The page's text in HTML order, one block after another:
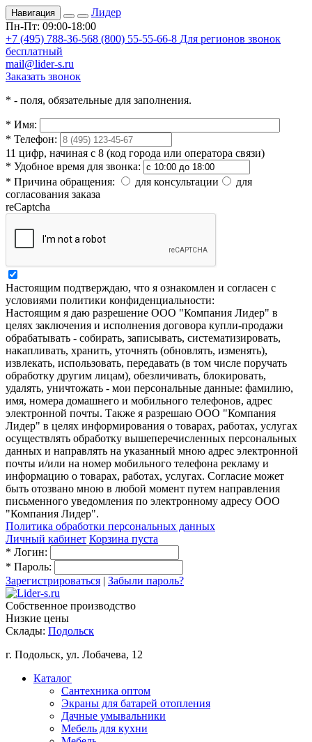
Навигация
Лидер
Пн-Пт: 09:00-18:00
+7 (495) 788-36-568 (800) 55-55-66-8 Для регионов звонок
бесплатный
mail@lider-s.ru
Заказать звонок
* - поля, обязательные для заполнения.
* Имя:
* Телефон:
11 цифр, начиная с 8 (код города или оператора связи)
* Удобное время для звонка:
* Причина обращения: для консультации
для
согласования заказа
reCaptcha
Настоящим подтверждаю, что я ознакомлен и согласен с
условиями политики конфиденциальности:
Настоящим я даю разрешение ООО "Компания Лидер" в
целях заключения и исполнения договора купли-продажи
обрабатывать - собирать, записывать, систематизировать,
накапливать, хранить, уточнять (обновлять, изменять),
извлекать, использовать, передавать (в том числе поручать
обработку другим лицам), обезличивать, блокировать,
удалять, уничтожать - мои персональные данные: фамилию,
имя, номера домашнего и мобильного телефонов, адрес
электронной почты. Также я разрешаю ООО "Компания
Лидер" в целях информирования о товарах, работах, услугах
осуществлять обработку вышеперечисленных персональных
данных и направлять на указанный мною адрес электронной
почты и/или на номер мобильного телефона рекламу и
информацию о товарах, работах, услугах. Согласие может
быть отозвано мною в любой момент путем направления
письменного уведомления по электронному адресу ООО
"Компания Лидер".
Политика обработки персональных данных
Личный кабинет Корзина пуста
* Логин:
* Пароль:
Зарегистрироваться | Забыли пароль?
Собственное производство
Низкие цены
Склады: Подольск
г. Подольск, ул. Лобачева, 12
Каталог
Сантехника оптом
Экраны для батарей отопления
Дачные умывальники
Мебель для кухни